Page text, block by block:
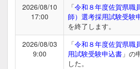
2026/08/10
17:00
「令和８年度佐賀県職
師）選考採用試験受験
を終了します。
2026/08/03
9:00
「令和８年度佐賀県職
用試験受験申込書 」の
した。